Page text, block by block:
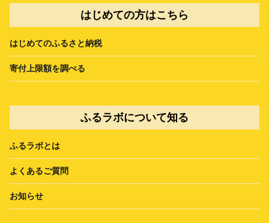
はじめての方はこちら
はじめてのふるさと納税
寄付上限額を調べる
ふるラボについて知る
ふるラボとは
よくあるご質問
お知らせ